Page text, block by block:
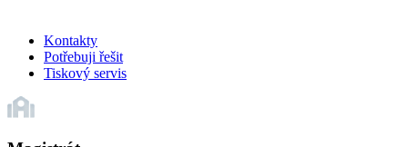
Kontakty
Potřebuji řešit
Tiskový servis